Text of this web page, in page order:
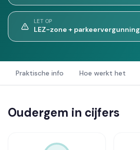
LET OP
LEZ-zone + parkeervergunning
Praktische info Hoe werkt het
Oudergem in cijfers